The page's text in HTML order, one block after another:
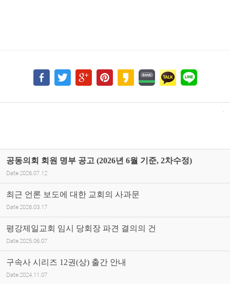
공동의회 회원 명부 공고 (2026년 6월 기준, 2차수정)
Date 2026.07.12
최근 언론 보도에 대한 교회의 사과문
Date 2026.03.17
평강제일교회 임시 당회장 파견 결의의 건
Date 2025.06.07
구속사 시리즈 12권(상) 출간 안내
Date 2024.11.07